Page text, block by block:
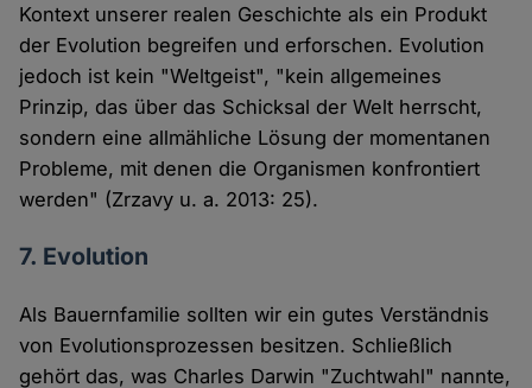
Kontext unserer realen Geschichte als ein Produkt
der Evolution begreifen und erforschen. Evolution
jedoch ist kein "Weltgeist", "kein allgemeines
Prinzip, das über das Schicksal der Welt herrscht,
sondern eine allmähliche Lösung der momentanen
Probleme, mit denen die Organismen konfrontiert
werden" (Zrzavy u. a. 2013: 25).
7. Evolution
Als Bauernfamilie sollten wir ein gutes Verständnis
von Evolutionsprozessen besitzen. Schließlich
gehört das, was Charles Darwin "Zuchtwahl" nannte,